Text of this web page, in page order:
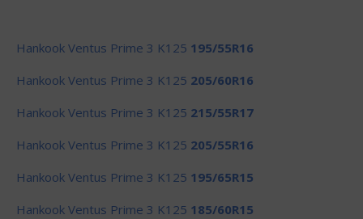
Hankook Ventus Prime 3 K125 195/55R16
Hankook Ventus Prime 3 K125 205/60R16
Hankook Ventus Prime 3 K125 215/55R17
Hankook Ventus Prime 3 K125 205/55R16
Hankook Ventus Prime 3 K125 195/65R15
Hankook Ventus Prime 3 K125 185/60R15